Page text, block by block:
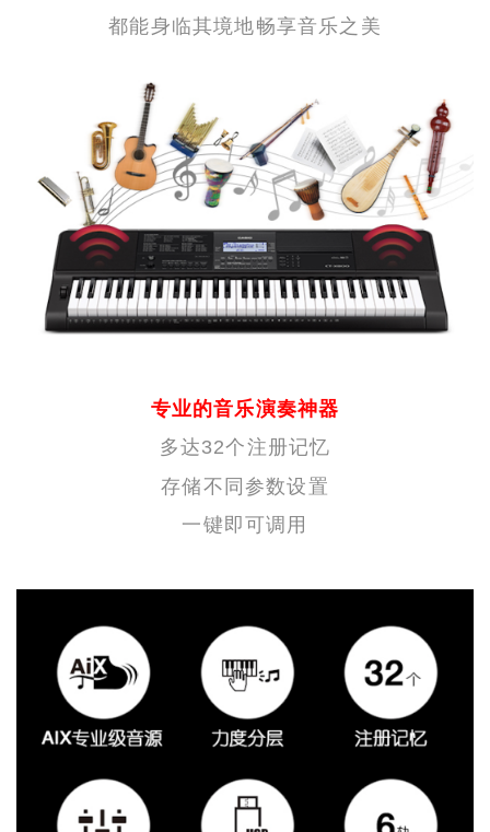
都能身临其境地畅享音乐之美
专业的音乐演奏神器
多达32个注册记忆
存储不同参数设置
一键即可调用